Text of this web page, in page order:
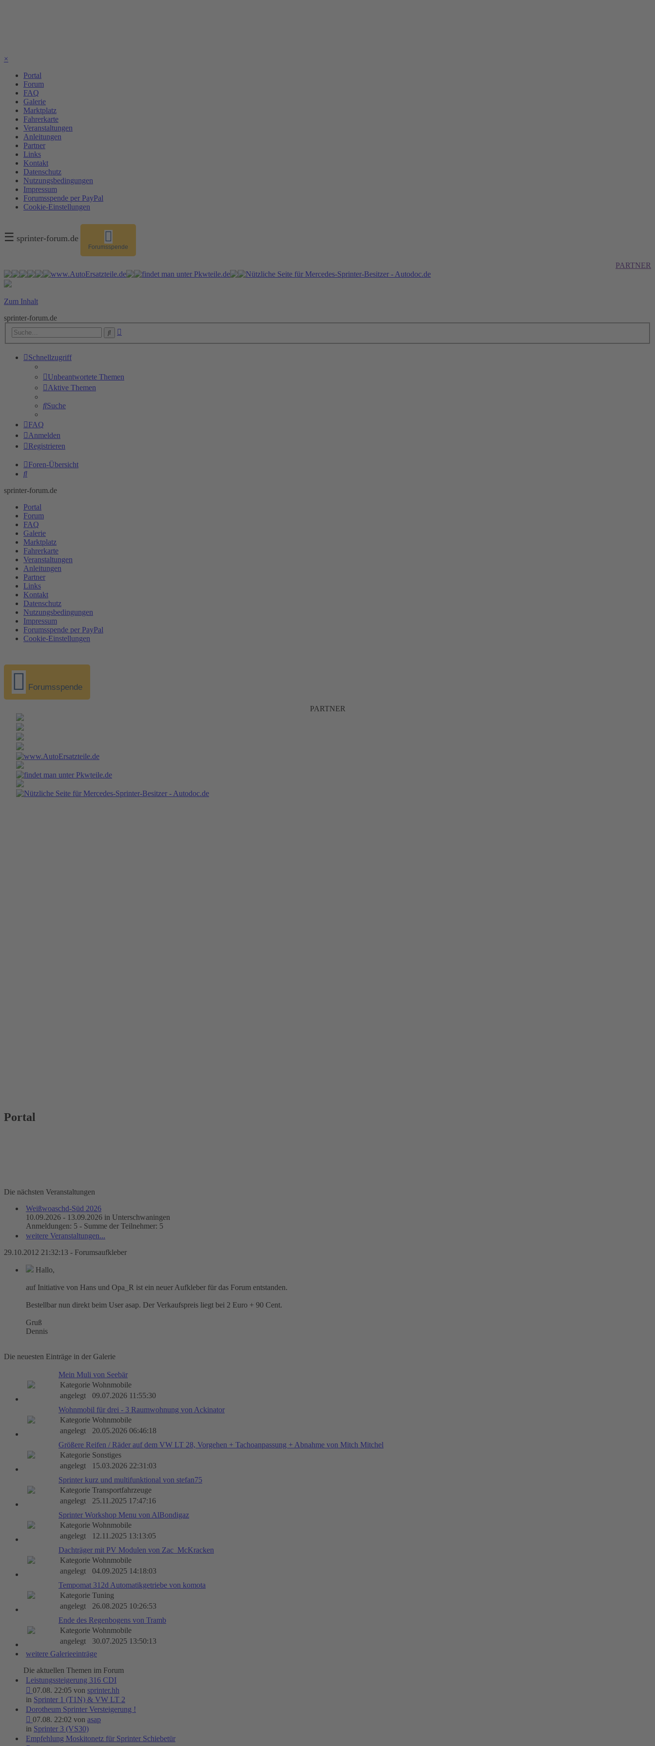
×
Portal
Forum
FAQ
Galerie
Marktplatz
Fahrerkarte
Veranstaltungen
Anleitungen
Partner
Links
Kontakt
Datenschutz
Nutzungsbedingungen
Impressum
Forumsspende per PayPal
Cookie-Einstellungen
☰ sprinter-forum.de
Forumsspende
PARTNER
Zum Inhalt
sprinter-forum.de
Suche
Schnellzugriff
Unbeantwortete Themen
Aktive Themen
Suche
FAQ
Anmelden
Registrieren
Foren-Übersicht
Suche
sprinter-forum.de
Portal
Forum
FAQ
Galerie
Marktplatz
Fahrerkarte
Veranstaltungen
Anleitungen
Partner
Links
Kontakt
Datenschutz
Nutzungsbedingungen
Impressum
Forumsspende per PayPal
Cookie-Einstellungen
Forumsspende
PARTNER
Portal
Die nächsten Veranstaltungen
Weißwoaschd-Süd 2026
10.09.2026 - 13.09.2026 in Unterschwaningen
Anmeldungen: 5 - Summe der Teilnehmer: 5
weitere Veranstaltungen...
29.10.2012 21:32:13 - Forumsaufkleber
Hallo,
auf Initiative von Hans und Opa_R ist ein neuer Aufkleber für das Forum entstanden.
Bestellbar nun direkt beim User asap. Der Verkaufspreis liegt bei 2 Euro + 90 Cent.
Gruß
Dennis
Die neuesten Einträge in der Galerie
Mein Muli von Seebär
Kategorie Wohnmobile
angelegt
09.07.2026 11:55:30
Wohnmobil für drei - 3 Raumwohnung von Ackinator
Kategorie Wohnmobile
angelegt
20.05.2026 06:46:18
Größere Reifen / Räder auf dem VW LT 28, Vorgehen + Tachoanpassung + Abnahme von Mitch Mitchel
Kategorie Sonstiges
angelegt
15.03.2026 22:31:03
Sprinter kurz und multifunktional von stefan75
Kategorie Transportfahrzeuge
angelegt
25.11.2025 17:47:16
Sprinter Workshop Menu von AlBondigaz
Kategorie Wohnmobile
angelegt
12.11.2025 13:13:05
Dachträger mit PV Modulen von Zac_McKracken
Kategorie Wohnmobile
angelegt
04.09.2025 14:18:03
Tempomat 312d Automatikgetriebe von komota
Kategorie Tuning
angelegt
26.08.2025 10:26:53
Ende des Regenbogens von Tramb
Kategorie Wohnmobile
angelegt
30.07.2025 13:50:13
weitere Galerieeinträge
Die aktuellen Themen im Forum
Leistungssteigerung 316 CDI
07.08. 22:05 von sprinter.hh
in Sprinter 1 (T1N) & VW LT 2
Dorotheum Sprinter Versteigerung !
07.08. 22:02 von asap
in Sprinter 3 (VS30)
Empfehlung Moskitonetz für Sprinter Schiebetür